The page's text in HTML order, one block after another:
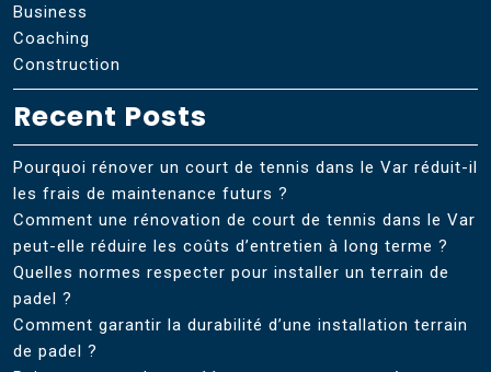
Business
Coaching
Construction
Recent Posts
Pourquoi rénover un court de tennis dans le Var réduit-il
les frais de maintenance futurs ?
Comment une rénovation de court de tennis dans le Var
peut-elle réduire les coûts d’entretien à long terme ?
Quelles normes respecter pour installer un terrain de
padel ?
Comment garantir la durabilité d’une installation terrain
de padel ?